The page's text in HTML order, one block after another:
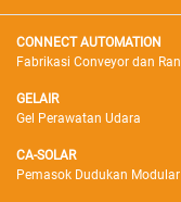
CONNECT AUTOMATION
Fabrikasi Conveyor dan
GELAIR
Gel Perawatan Udara
CA-SOLAR
Pemasok Dudukan